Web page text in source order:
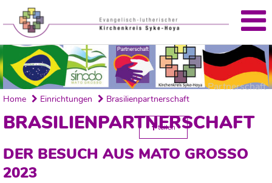
Partnerschaft
Home Einrichtungen Brasilienpartnerschaft
BRASILIENPARTNERSCHAFT
teilen
DER BESUCH AUS MATO GROSSO
2023